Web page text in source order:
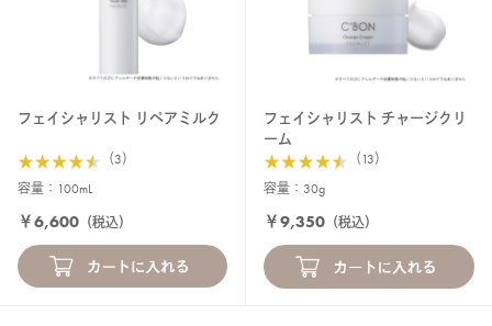
フェイシャリスト リペアミルク
（3）
容量：100mL
￥6,600（税込）
フェイシャリスト チャージクリ
ーム
（13）
容量：30g
￥9,350（税込）